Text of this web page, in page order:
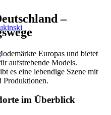
–
Europas und bietet
aufstrebende Models.
es eine lebendige Szene mit
Produktionen.
im Überblick